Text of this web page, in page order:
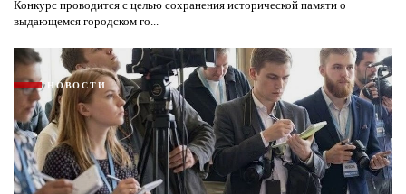
Конкурс проводится с целью сохранения исторической памяти о
выдающемся городском го...
НОВОСТИ